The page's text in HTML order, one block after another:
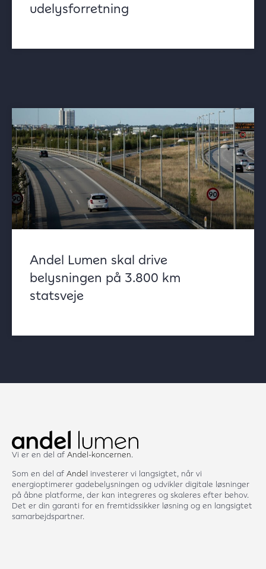
udelysforretning
Andel Lumen skal drive
belysningen på 3.800 km
statsveje
Vi er en del af Andel-koncernen.
Som en del af Andel investerer vi langsigtet, når vi
energioptimerer gadebelysningen og udvikler digitale løsninger
på åbne platforme, der kan integreres og skaleres efter behov.
Det er din garanti for en fremtidssikker løsning og en langsigtet
samarbejdspartner.